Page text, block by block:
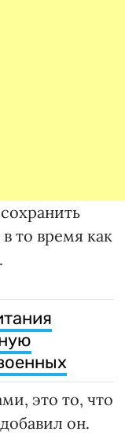
то время как
это то, что
он.